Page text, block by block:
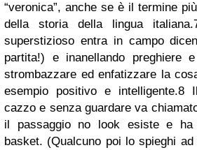
“veronica”, anche se è il termine
della storia della lingua italiana.
superstizioso entra in campo
partita!) e inanellando preghiere
strombazzare ed enfatizzare la
esempio positivo e intelligente.8
cazzo e senza guardare va
il passaggio no look esiste e
basket. (Qualcuno poi lo spieghi